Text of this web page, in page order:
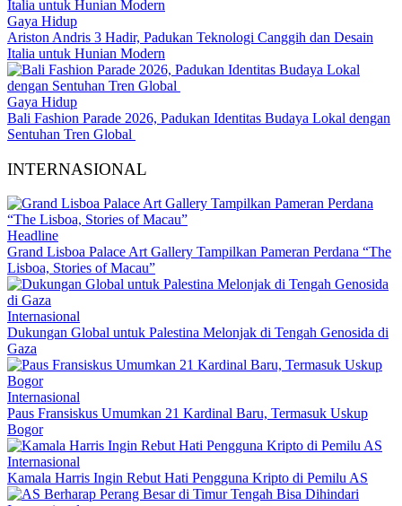
Gaya Hidup
Ariston Andris 3 Hadir, Padukan Teknologi Canggih dan Desain
Italia untuk Hunian Modern
Gaya Hidup
Bali Fashion Parade 2026, Padukan Identitas Budaya Lokal dengan
Sentuhan Tren Global
INTERNASIONAL
Headline
Grand Lisboa Palace Art Gallery Tampilkan Pameran Perdana “The
Lisboa, Stories of Macau”
Internasional
Dukungan Global untuk Palestina Melonjak di Tengah Genosida di
Gaza
Internasional
Paus Fransiskus Umumkan 21 Kardinal Baru, Termasuk Uskup
Bogor
Internasional
Kamala Harris Ingin Rebut Hati Pengguna Kripto di Pemilu AS